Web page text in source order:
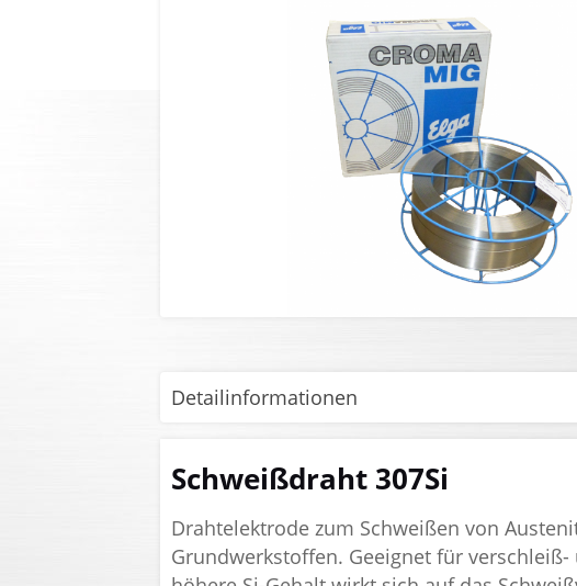
Detailinformationen
Schweißdraht 307Si
Drahtelektrode zum Schweißen von
Grundwerkstoffen. Geeignet für